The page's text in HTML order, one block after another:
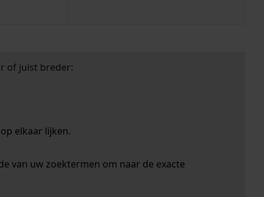
of juist breder:
elkaar lijken.
van uw zoektermen om naar de exacte